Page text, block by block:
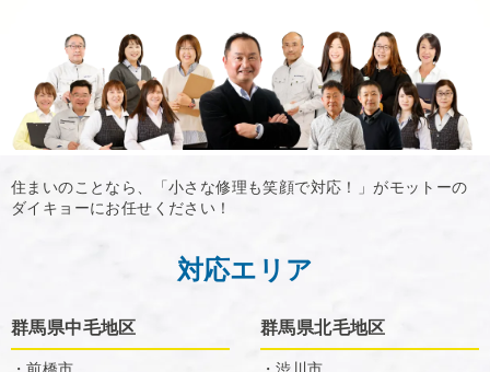
住まいのことなら、「小さな修理も笑顔で対応！」がモットーの
ダイキョーにお任せください！
対応エリア
群馬県中毛地区
・前橋市
群馬県北毛地区
・渋川市